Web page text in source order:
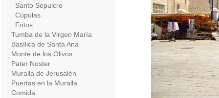
Santo Sepulcro
Cúpulas
Fotos
Tumba de la Virgen María
Basílica de Santa Ana
Monte de los Olivos
Pater Noster
Muralla de Jerusalén
Puertas en la Muralla
Comida